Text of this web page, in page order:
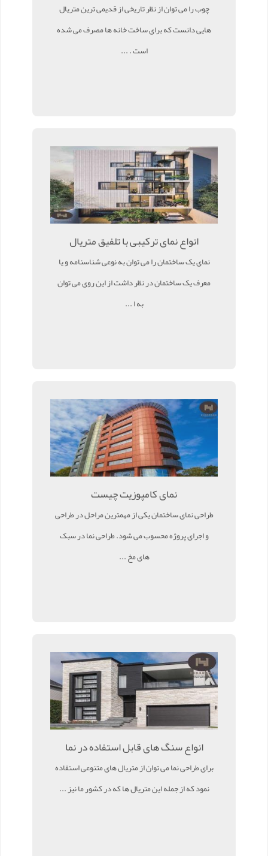
چوب را می توان از نظر تاریخی از قدیمی ترین متریال
هایی دانست که برای ساخت خانه ها مصرف می شده
است . ...
انواع نمای ترکیبی با تلفیق متریال
نمای یک ساختمان را می توان به نوعی شناسنامه و یا
معرف یک ساختمان در نظر داشت از این روی می توان
به ا ...
نمای کامپوزیت چیست
طراحی نمای ساختمان یکی از مهمترین مراحل در طراحی
و اجرای پروژه محسوب می شود. طراحی نما در سبک
های مخ ...
انواع سنگ های قابل استفاده در نما
برای طراحی نما می توان از متریال های متنوعی استفاده
نمود که از جمله این متریال ها که در کشور ما نیز ...